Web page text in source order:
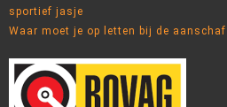
sportief jasje
Waar moet je op letten bij de